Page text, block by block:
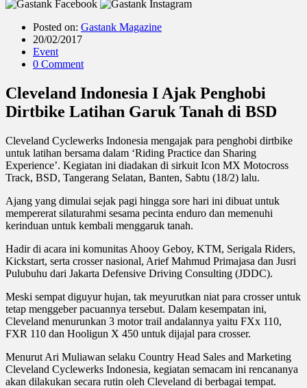
Posted on: Gastank Magazine
20/02/2017
Event
0 Comment
Cleveland Indonesia I Ajak Penghobi
Dirtbike Latihan Garuk Tanah di BSD
Cleveland Cyclewerks Indonesia mengajak para penghobi dirtbike
untuk latihan bersama dalam ‘Riding Practice dan Sharing
Experience’. Kegiatan ini diadakan di sirkuit Icon MX Motocross
Track, BSD, Tangerang Selatan, Banten, Sabtu (18/2) lalu.
Ajang yang dimulai sejak pagi hingga sore hari ini dibuat untuk
mempererat silaturahmi sesama pecinta enduro dan memenuhi
kerinduan untuk kembali menggaruk tanah.
Hadir di acara ini komunitas Ahooy Geboy, KTM, Serigala Riders,
Kickstart, serta crosser nasional, Arief Mahmud Primajasa dan Jusri
Pulubuhu dari Jakarta Defensive Driving Consulting (JDDC).
Meski sempat diguyur hujan, tak meyurutkan niat para crosser untuk
tetap menggeber pacuannya tersebut. Dalam kesempatan ini,
Cleveland menurunkan 3 motor trail andalannya yaitu FXx 110,
FXR 110 dan Hooligun X 450 untuk dijajal para crosser.
Menurut Ari Muliawan selaku Country Head Sales and Marketing
Cleveland Cyclewerks Indonesia, kegiatan semacam ini rencananya
akan dilakukan secara rutin oleh Cleveland di berbagai tempat.